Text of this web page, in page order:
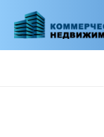
основному